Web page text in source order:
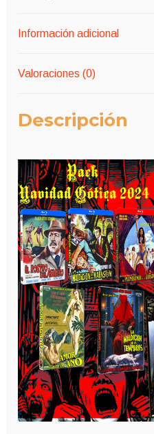
Información adicional
Valoraciones (0)
Descripción